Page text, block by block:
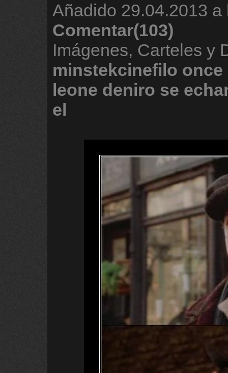
Añadido 29.04.2013 a
Comentar(103)
Imágenes, Carteles y
minstekcinefilo once
leone deniro se
el